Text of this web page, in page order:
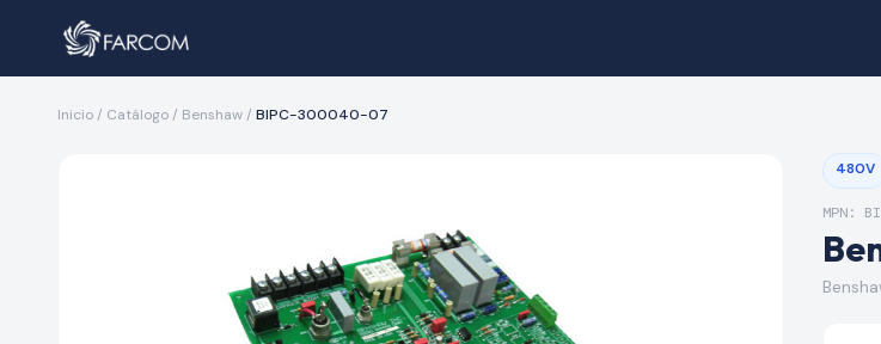
Inicio / Catálogo / Benshaw / BIPC-300040-07
480V
MPN: